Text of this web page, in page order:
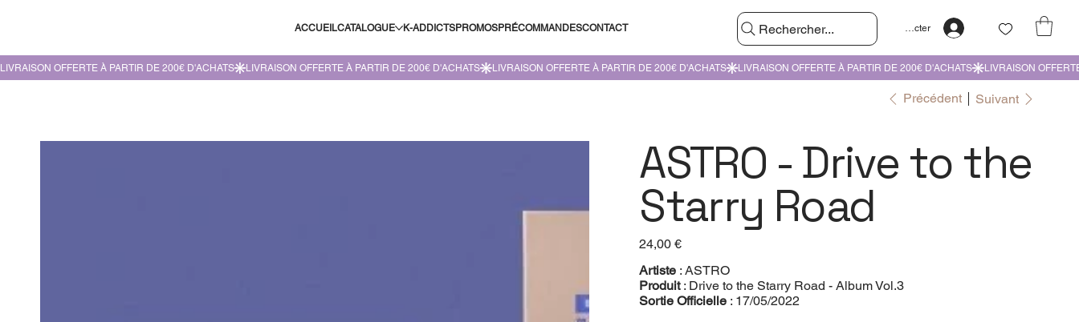
ACCUEILCATALOGUE K-ADDICTSPROMOSPRÉCOMMANDESCONTACT Rechercher... Se connecter
Précédent Suivant
ASTRO - Drive to the
Starry Road
Prix
24,00 €
Artiste : ASTRO
Produit: Drive to the Starry Road - Album Vol.3
Sortie Officielle : 17/05/2022